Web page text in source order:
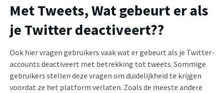
Met Tweets,Wat gebeurt er als
je Twitter deactiveert??
Ook hier vragen gebruikers vaak wat er gebeurt als je Twitter-
accounts deactiveert met betrekking tot tweets. Sommige
gebruikers stellen deze vragen om duidelijkheid te krijgen
voordat ze het platform verlaten. Zoals de meeste andere